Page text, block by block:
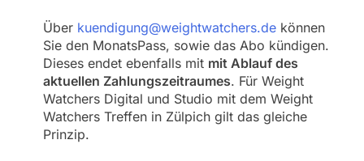
Über kuendigung@weightwatchers.dekönnen
Sie den MonatsPass, sowie das Abo kündigen.
Dieses endet ebenfalls mit mit Ablauf des
aktuellen Zahlungszeitraumes. Für Weight
Watchers Digital und Studio mit dem Weight
Watchers Treffen in Zülpich gilt das gleiche
Prinzip.